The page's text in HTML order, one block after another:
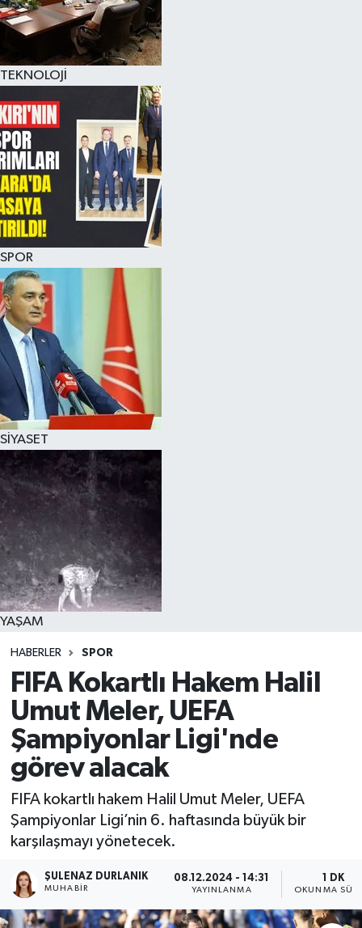
TEKNOLOJİ
SPOR
SİYASET
YAŞAM
HABERLER SPOR
FIFA Kokartlı Hakem Halil
Umut Meler, UEFA
Şampiyonlar Ligi'nde
görev alacak
FIFA kokartlı hakem Halil Umut Meler, UEFA
Şampiyonlar Ligi’nin 6. haftasında büyük bir
karşılaşmayı yönetecek.
ŞULENAZ DURLANIK
MUHABIR
08.12.2024 - 14:31
YAYINLANMA
1 DK
OKUNMA